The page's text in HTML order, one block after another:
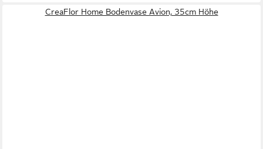
CreaFlor Home Bodenvase Avion, 35cm Höhe